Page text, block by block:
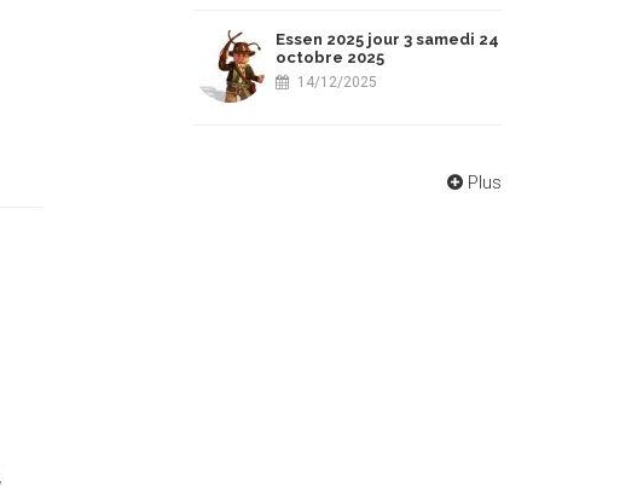
Essen 2025 jour 3 samedi 24
octobre 2025
14/12/2025
Plus